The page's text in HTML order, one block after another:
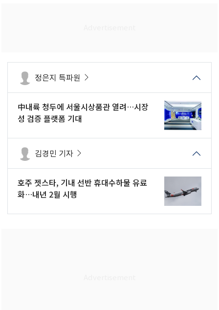
정은지 특파원
中내륙 청두에 서울시상품관 열려…시장
성 검증 플랫폼 기대
김경민 기자
호주 젯스타, 기내 선반 휴대수하물 유료
화…내년 2월 시행